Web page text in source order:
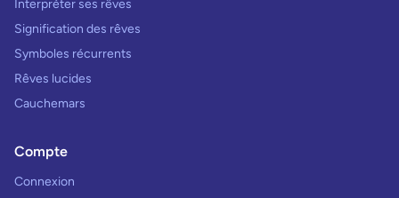
Interpréter ses rêves
Signification des rêves
Symboles récurrents
Rêves lucides
Cauchemars
Compte
Connexion